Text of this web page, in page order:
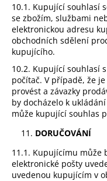
10.1. Kupující souhlasí
se zbožím, službami
elektronickou adresu
obchodních sdělení
kupujícího.
10.2. Kupující souhlasí
počítač. V případě, že
provést a závazky
by docházelo k
může kupující souhlas
DORUČOVÁNÍ
11.1. Kupujícímu může
elektronické pošty
uvedenou kupujícím v